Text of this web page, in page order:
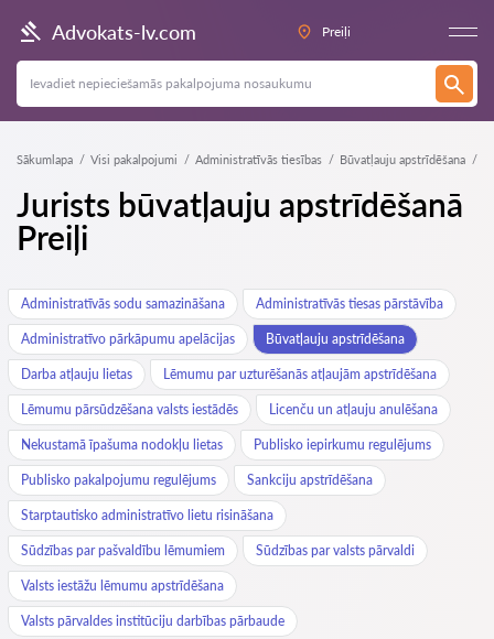
Advokats-lv.com Preiļi
Sākumlapa Visi pakalpojumi Administratīvās tiesības Būvatļauju apstrīdēšana
Jurists būvatļauju apstrīdēšanā
Preiļi
Administratīvās sodu samazināšana Administratīvās tiesas pārstāvība
Administratīvo pārkāpumu apelācijas Būvatļauju apstrīdēšana
Darba atļauju lietas Lēmumu par uzturēšanās atļaujām apstrīdēšana
Lēmumu pārsūdzēšana valsts iestādēs Licenču un atļauju anulēšana
Nekustamā īpašuma nodokļu lietas Publisko iepirkumu regulējums
Publisko pakalpojumu regulējums Sankciju apstrīdēšana
Starptautisko administratīvo lietu risināšana
Sūdzības par pašvaldību lēmumiem Sūdzības par valsts pārvaldi
Valsts iestāžu lēmumu apstrīdēšana
Valsts pārvaldes institūciju darbības pārbaude